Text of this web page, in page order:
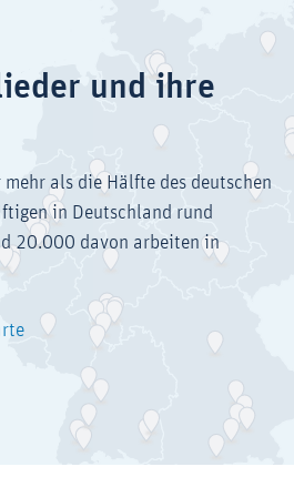
und ihre
als die Hälfte des deutschen
in Deutschland rund
20.000 davon arbeiten in